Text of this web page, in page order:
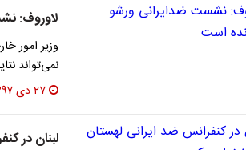
لاوروف:
وزیر امور
نمی‌تواند
۲۷ دی ۱۳۹۷
لبنان در